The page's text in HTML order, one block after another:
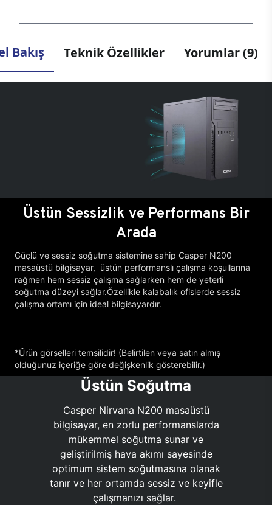
Bakış Teknik Özellikler Yorumlar (9)
Üstün Sessizlik ve Performans Bir
Arada
Güçlü ve sessiz soğutma sistemine sahip Casper N200
masaüstü bilgisayar, üstün performanslı çalışma koşullarına
rağmen hem sessiz çalışma sağlarken hem de yeterli
soğutma düzeyi sağlar.Özellikle kalabalık ofislerde sessiz
çalışma ortamı için ideal bilgisayardır.
*Ürün görselleri temsilidir! (Belirtilen veya satın almış
olduğunuz içeriğe göre değişkenlik gösterebilir.)
Üstün Soğutma
Casper Nirvana N200 masaüstü
bilgisayar, en zorlu performanslarda
mükemmel soğutma sunar ve
geliştirilmiş hava akımı sayesinde
optimum sistem soğutmasına olanak
tanır ve her ortamda sessiz ve keyifle
çalışmanızı sağlar.